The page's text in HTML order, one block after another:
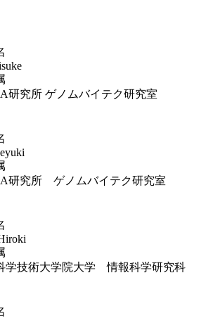
研究所 ゲノムバイテク研究室
研究所 ゲノムバイテク研究室
学技術大学院大学 情報科学研究科